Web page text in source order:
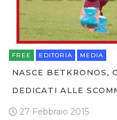
FREE EDITORIA MEDIA
NASCE BETKRONOS,
DEDICATI ALLE
27 Febbraio 2015